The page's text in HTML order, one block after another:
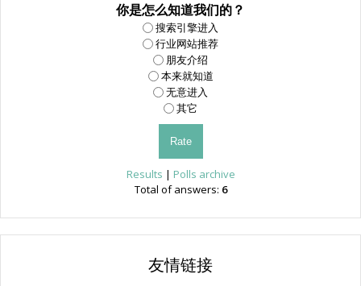
你是怎么知道我们的？
搜索引擎进入
行业网站推荐
朋友介绍
本来就知道
无意进入
其它
Results | Polls archive
Total of answers: 6
友情链接